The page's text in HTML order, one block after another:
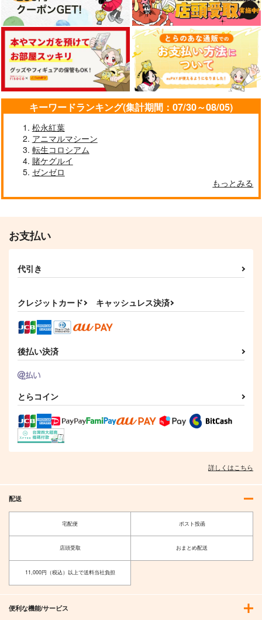
キーワードランキング(集計期間：07/30～08/05)
松永紅葉
アニマルマシーン
転生コロシアム
賭ケグルイ
ゼンゼロ
もっとみる
お支払い
代引き
クレジットカード キャッシュレス決済
後払い決済
とらコイン
詳しくはこちら
配送
宅配便 ポスト投函
店頭受取 おまとめ配送
11,000円（税込）以上で送料当社負担
便利な機能/サービス